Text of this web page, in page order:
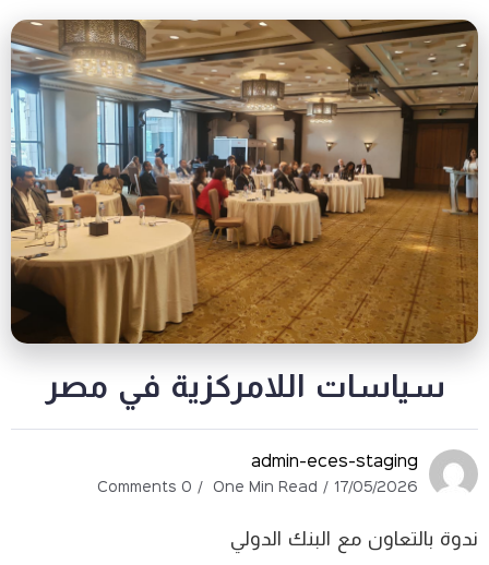
اللامركزية في مصر
admin-eces-
17/05/
One Min Read
0 Comments
مع البنك الدولي